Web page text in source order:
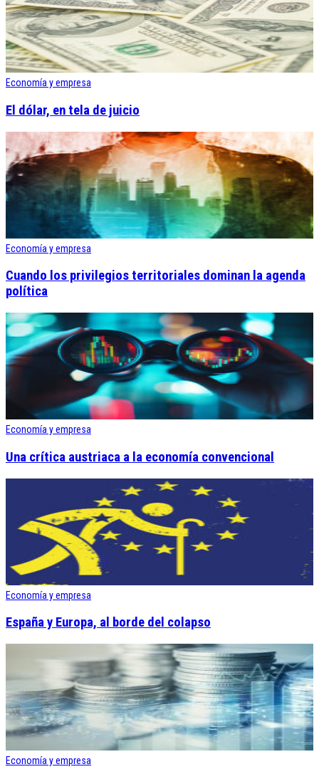
Economía y empresa
El dólar, en tela de juicio
Economía y empresa
Cuando los privilegios territoriales dominan la agenda
política
Economía y empresa
Una crítica austriaca a la economía convencional
Economía y empresa
España y Europa, al borde del colapso
Economía y empresa